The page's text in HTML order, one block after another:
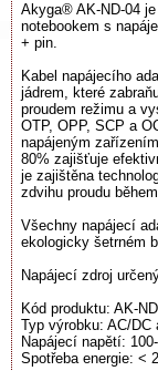
Akyga® AK-ND-04
notebookem s
+ pin.
Kabel napájecího
jádrem, které
proudem režimu a
OTP, OPP, SCP a
napájeným
80% zajišťuje
je zajištěna
zdvihu proudu
Všechny napájecí
ekologicky šetrném
Napájecí zdroj
Kód produktu: AK-
Typ výrobku: AC/DC
Napájecí napětí:
Spotřeba energie: <